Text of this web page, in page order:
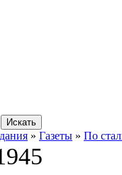
Искать
» Газеты » По